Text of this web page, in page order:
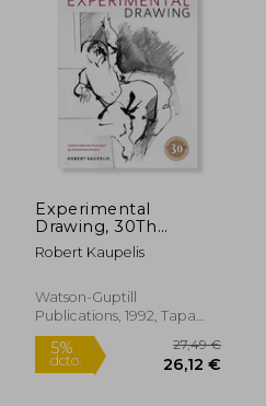
5% 21,24 €
Experimental
Drawing, 30Th
Anniversary Edition
(en Inglés)
Robert Kaupelis
Watson-Guptill
Publications, 1992, Tapa
Blanda, Nuevo